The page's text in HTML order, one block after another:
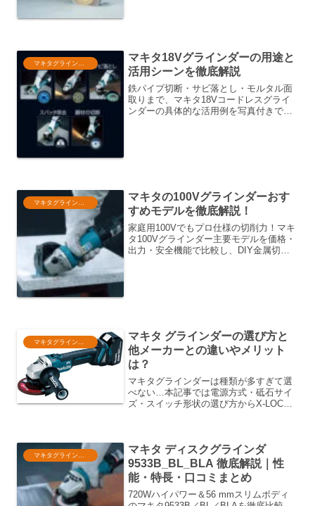
マキタ18Vグラインダーの用途と
活用シーンを徹底解説
鉄パイプ切断・サビ落とし・モルタル面
取りまで、マキタ18Vコードレスグライ
ンダーの具体的な活用例を写真付きで紹
マキタの100Vグラインダーおす
すめモデルを徹底解説！
家庭用100Vでもプロ仕様の切削力！マキ
タ100Vグラインダー主要モデルを価格・
出力・安全機能で比較し、DIY金属切断
マキタ グラインダーの選び方と
他メーカーとの違いやメリット
は？
マキタグラインダーは種類が多すぎて選
べない…本記事では電源方式・砥石サイ
ズ・スイッチ形状の選び方からX-LOCK
見です。
マキタ ディスクグラインダ
9533B_BL_BLA 徹底解説｜性
能・特長・口コミまとめ
720Wハイパワー＆56 mmスリムボディ